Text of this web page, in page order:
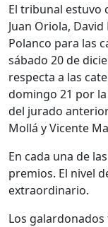
El tribunal estuvo
Juan Oriola,
Polanco para las
sábado 20 de
respecta a las
domingo 21 por
del jurado
Mollá y Vicente
En cada una de
premios. El nivel
extraordinario.
Los